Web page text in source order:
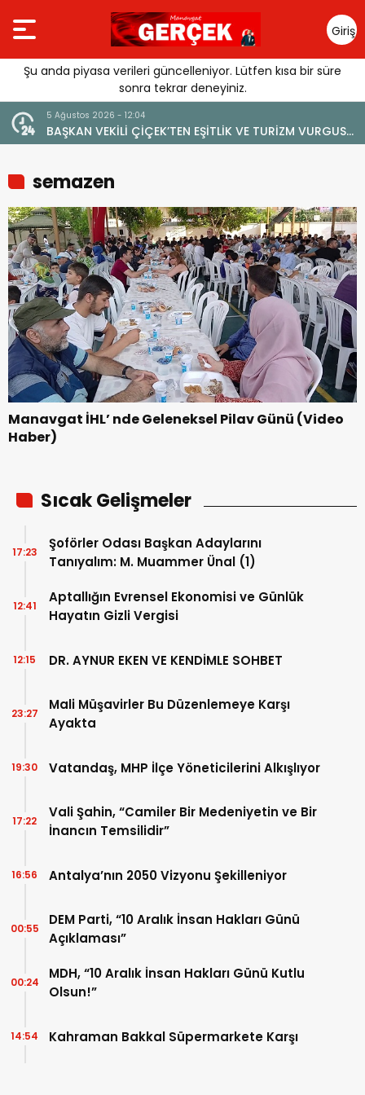
Giriş
Yap
Şu anda piyasa verileri güncelleniyor. Lütfen kısa bir süre
sonra tekrar deneyiniz.
5 Ağustos 2026 - 12:04
BAŞKAN VEKİLİ ÇİÇEK’TEN EŞİTLİK VE TURİZM VURGUSU:
“MANAVGAT’IN MARKA DEĞERİNE ZARAR VERİLMEMELİ”
semazen
Manavgat İHL’ nde Geleneksel Pilav Günü (Video
Haber)
Sıcak Gelişmeler
Şoförler Odası Başkan Adaylarını
Tanıyalım: M. Muammer Ünal (1)
17:23
Aptallığın Evrensel Ekonomisi ve Günlük
Hayatın Gizli Vergisi
12:41
DR. AYNUR EKEN VE KENDİMLE SOHBET
12:15
Mali Müşavirler Bu Düzenlemeye Karşı
Ayakta
23:27
Vatandaş, MHP İlçe Yöneticilerini Alkışlıyor
19:30
Vali Şahin, “Camiler Bir Medeniyetin ve Bir
İnancın Temsilidir”
17:22
Antalya’nın 2050 Vizyonu Şekilleniyor
16:56
DEM Parti, “10 Aralık İnsan Hakları Günü
Açıklaması”
00:55
MDH, “10 Aralık İnsan Hakları Günü Kutlu
Olsun!”
00:24
Kahraman Bakkal Süpermarkete Karşı
14:54